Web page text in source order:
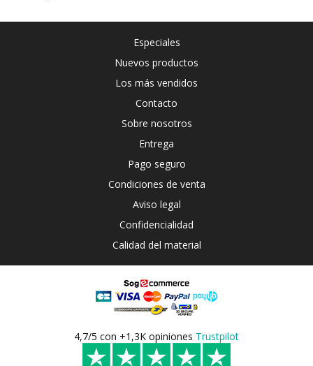
Especiales
Nuevos productos
Los más vendidos
Contacto
Sobre nosotros
Entrega
Pago seguro
Condiciones de venta
Aviso legal
Confidencialidad
Calidad del material
4,7/5 con +1,3K opiniones Trustpilot